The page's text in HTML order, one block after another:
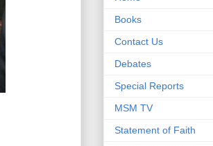
Books
Contact Us
Debates
Special Reports
MSM TV
Statement of Faith